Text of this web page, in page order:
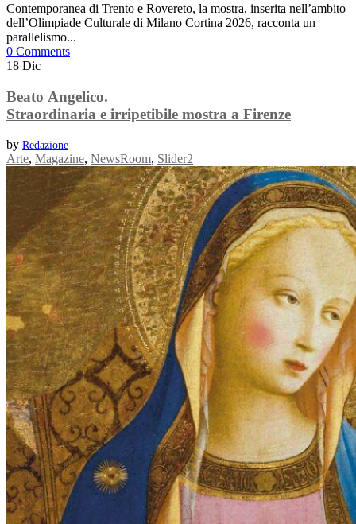
Contemporanea di Trento e Rovereto, la mostra, inserita nell’ambito
dell’Olimpiade Culturale di Milano Cortina 2026, racconta un
parallelismo...
0 Comments
18 Dic
Beato Angelico.
Straordinaria e irripetibile mostra a Firenze
by Redazione
Arte, Magazine, NewsRoom, Slider2